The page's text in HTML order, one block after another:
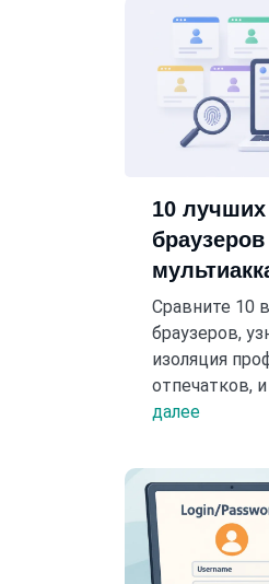
10 лучших
Сравните 10
браузеров,
изоляция
отпечатков,
далее